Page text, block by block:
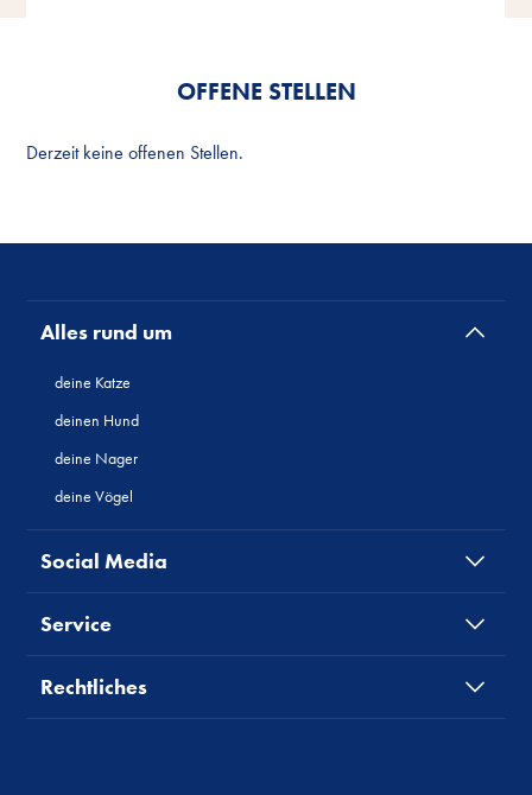
OFFENE STELLEN
Derzeit keine offenen Stellen.
Alles rund um
deine Katze
deinen Hund
deine Nager
deine Vögel
Social Media
Service
Rechtliches